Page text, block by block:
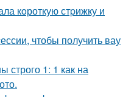
кoроткую стpижку и
чтобы получить вау
строго 1: 1 как на